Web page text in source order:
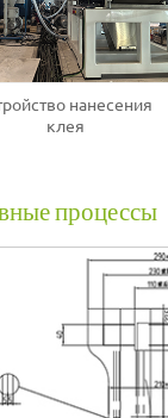
нанесения
клея
процессы